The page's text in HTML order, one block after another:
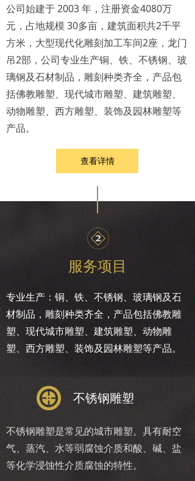
公司始建于 2003 年，注册资金4080万
元，占地规模 30多亩，建筑面积共2千平
方米，大型现代化雕刻加工车间2座，龙门
吊2部，公司专业生产铜、铁、不锈钢、玻
璃钢及石材制品，雕刻种类齐全，产品包
括佛教雕塑、现代城市雕塑、建筑雕塑、
动物雕塑、西方雕塑、装饰及园林雕塑等
产品。
专业生产：铜、铁、不锈钢、玻璃钢及石
材制品，雕刻种类齐全，产品包括佛教雕
塑、现代城市雕塑、建筑雕塑、动物雕
塑、西方雕塑、装饰及园林雕塑等产品。
服务项目
不锈钢雕塑
不锈钢雕塑是常见的城市雕塑。具有耐空
气、蒸汽、水等弱腐蚀介质和酸、碱、盐
等化学浸蚀性介质腐蚀的特性。
查看详情